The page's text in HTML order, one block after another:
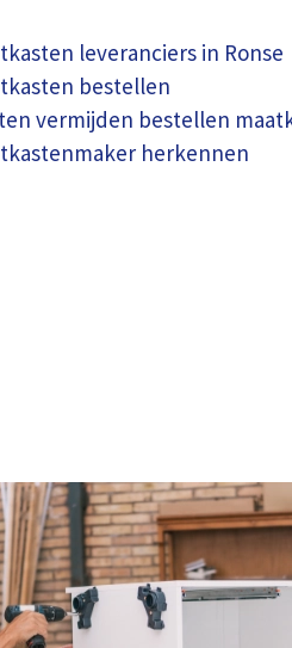
leveranciers in Ronse
bestellen
vermijden bestellen
herkennen